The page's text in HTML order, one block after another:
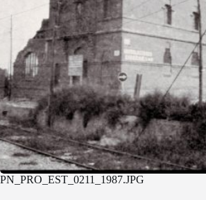
PN_PRO_EST_0211_1987.JPG